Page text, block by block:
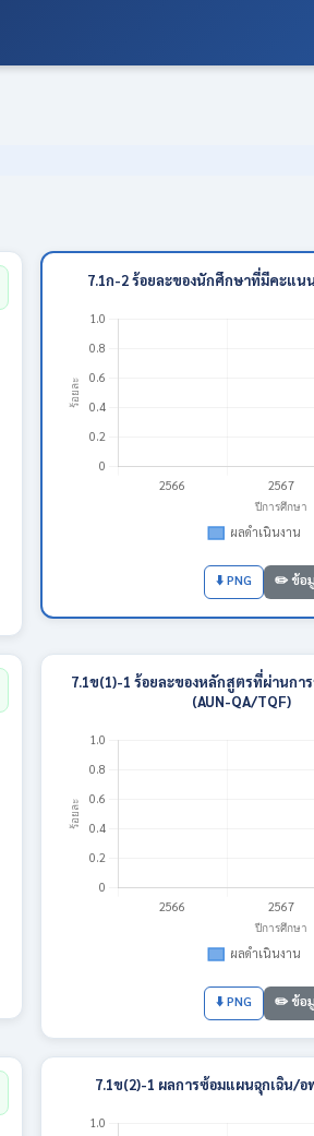
7.1ก-2 ร้อยละของนักศึกษาที่มีคะแนน
⬇️ PNG ✏️ ข้อ
7.1ข(1)-1 ร้อยละของหลักสูตรที่ผ่านกา
(AUN-QA/TQF)
⬇️ PNG ✏️ ข้อ
7.1ข(2)-1 ผลการซ้อมแผนฉุกเฉิน/